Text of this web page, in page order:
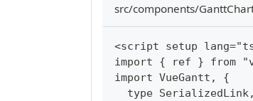
src/components/
<script setup
import { ref } from
import VueGantt, {
  type SerializedLink,